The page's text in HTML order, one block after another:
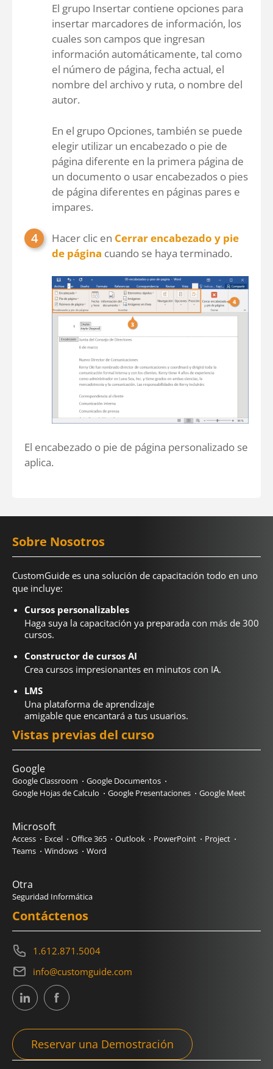
El grupo Insertar contiene opciones para
insertar marcadores de información, los
cuales son campos que ingresan
información automáticamente, tal como
el número de página, fecha actual, el
nombre del archivo y ruta, o nombre del
autor.
En el grupo Opciones, también se puede
elegir utilizar un encabezado o pie de
página diferente en la primera página de
un documento o usar encabezados o pies
de página diferentes en páginas pares e
impares.
Hacer clic en Cerrar encabezado y pie
de página cuando se haya terminado.
El encabezado o pie de página personalizado se
aplica.
Sobre Nosotros
CustomGuide es una solución de capacitación todo en uno
que incluye:
Cursos personalizables
Haga suya la capacitación ya preparada con más de 300
cursos.
Constructor de cursos AI
Crea cursos impresionantes en minutos con IA.
LMS
Una plataforma de aprendizaje
amigable que encantará a tus usuarios.
Vistas previas del curso
Google
Google Classroom
Google Documentos
Google Hojas de Calculo
Google Presentaciones Google Meet
Microsoft
Access Excel Office 365 Outlook PowerPoint
Project
Teams
Windows Word
Otra
Seguridad Informática
Contáctenos
1.612.871.5004
info@customguide.com
Reservar una Demostración